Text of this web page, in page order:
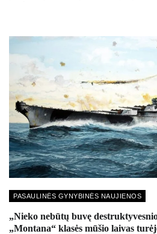
PASAULINĖS GYNYBINĖS NAUJIENOS
„Nieko nebūtų buvę
„Montana“ klasės mūšio laivas